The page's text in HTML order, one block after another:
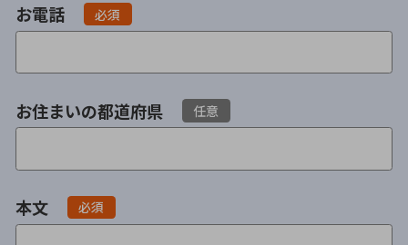
お電話 必須
お住まいの都道府県 任意
本文 必須